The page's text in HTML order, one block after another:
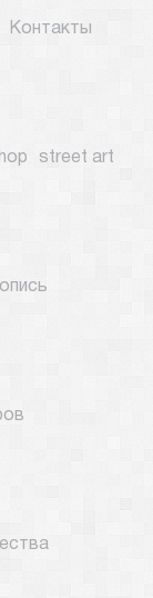
Контакты
street art